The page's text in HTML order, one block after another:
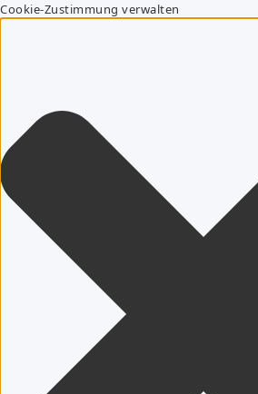
Cookie-Zustimmung verwalten